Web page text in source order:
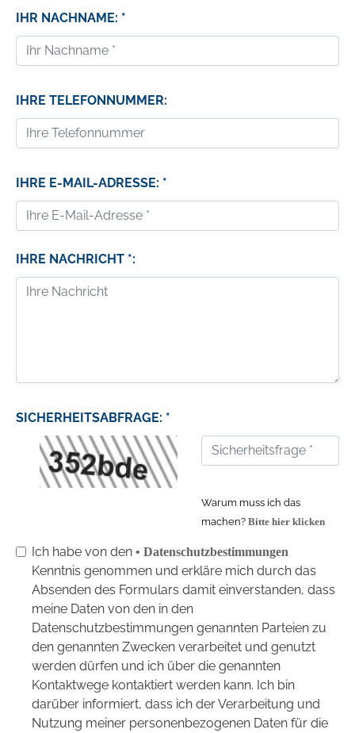
IHR NACHNAME: *
IHRE TELEFONNUMMER:
IHRE E-MAIL-ADRESSE: *
IHRE NACHRICHT *:
SICHERHEITSABFRAGE: *
Warum muss ich das
machen? Bitte hier klicken
Ich habe von den • Datenschutzbestimmungen
Kenntnis genommen und erkläre mich durch das
Absenden des Formulars damit einverstanden, dass
meine Daten von den in den
Datenschutzbestimmungen genannten Parteien zu
den genannten Zwecken verarbeitet und genutzt
werden dürfen und ich über die genannten
Kontaktwege kontaktiert werden kann. Ich bin
darüber informiert, dass ich der Verarbeitung und
Nutzung meiner personenbezogenen Daten für die